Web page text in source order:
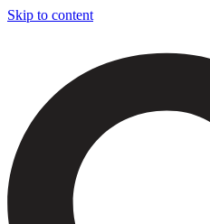
Skip to content